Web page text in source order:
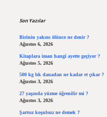
Son Yazılar
Birinin yakını ölünce ne denir ?
Ağustos 6, 2026
Kitaplara iman hangi ayette geçiyor ?
Ağustos 5, 2026
500 kg lık danadan ne kadar et çıkar ?
Ağustos 3, 2026
27 yaşında yüzme öğrenilir mi ?
Ağustos 3, 2026
Şartsız koşulsuz ne demek ?